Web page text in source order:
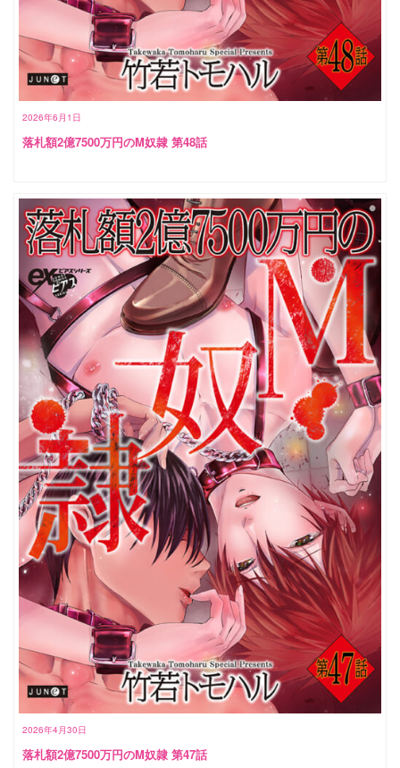
2026年6月1日
落札額2億7500万円のM奴隷 第48話
2026年4月30日
落札額2億7500万円のM奴隷 第47話